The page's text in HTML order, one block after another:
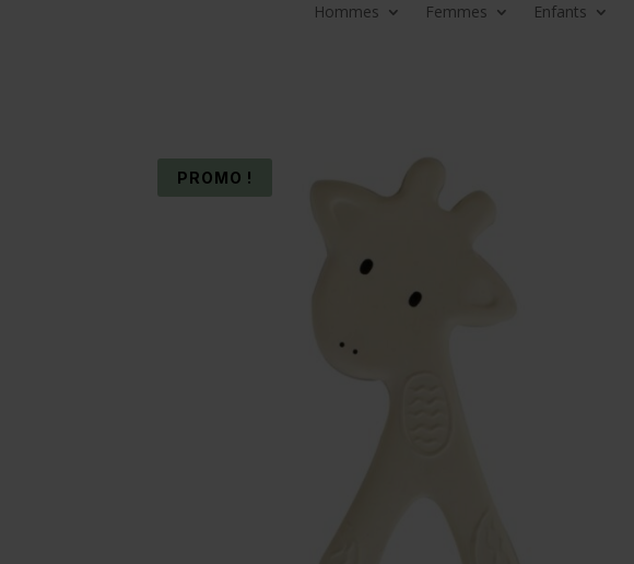
Hommes Femmes Enfants
PROMO !